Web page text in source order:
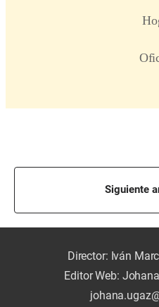
Siguiente
Director: Iván
Editor Web: